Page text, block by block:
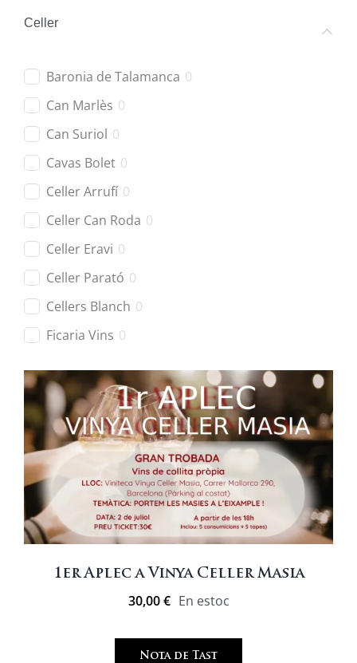
Rosats
Escumosos
Celler
Baronia de Talamanca 0
Can Marlès 0
Can Suriol 0
Cavas Bolet 0
Celler Arrufí 0
Celler Can Roda 0
Celler Eravi 0
Celler Parató 0
Cellers Blanch 0
Ficaria Vins 0
Maius Viticultors 0
Mas Blanch i Jové 0
Vega de Ribes 0
Vins Desantesos 0
Vins El Cep 0
Vinya Els Vilars 0
1er Aplec a Vinya Celler Masia
30,00€ En estoc
Nota de Tast